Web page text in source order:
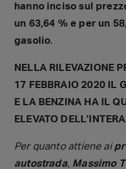
hanno inciso sul
un 63,64 % e per un
gasolio.
NELLA RILEVAZIONE
17 FEBBRAIO 2020 IL
E LA BENZINA HA IL
ELEVATO
Per quanto attiene ai
autostrada, Massimo